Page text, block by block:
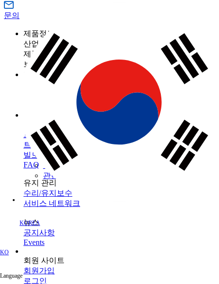
문의
제품정보
산업
측량
토목
건축
건축의 디지털화란 무엇입니까?
제품정보 카테고리
토탈 스테이션
GNSS
3D 스캐너
머신 컨트롤
인프라 유지 관리
데이터 콜렉터
소프트웨어
레이저
레벨 / 데오드라이트
정밀 농업
관련 제품정보
브랜드
TOPCON
SOKKIA
ClearEdge3D
활용 사례
농업
제품정보 카테고리
토탈 스테이션
3D 스캐너
머신 컨트롤
소프트웨어
SOKKIA
ClearEdge3D
서포트
트레이닝
트레이닝센터
빌드테크
FAQ
유지 관리
수리/유지보수
서비스 네트워크
뉴스
공지사항
Events
회원 사이트
회원가입
로그인
KOREA
KO
Language